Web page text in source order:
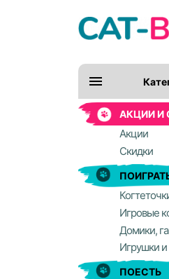
АКЦИИ И
Акции
Скидки
Игровые
Домики,
Игрушки
ПОЕСТЬ